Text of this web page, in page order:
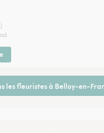
les fleuristes à Belloy-en-